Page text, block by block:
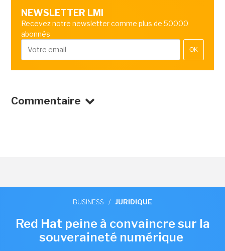
NEWSLETTER LMI
Recevez notre newsletter comme plus de 50000
abonnés
OK
Commentaire
BUSINESS / JURIDIQUE
Red Hat peine à convaincre sur la
souveraineté numérique